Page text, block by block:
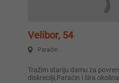
Velibor, 54
Paraćin
Tražim stariju damu za povremena viđanja u
diskreciiji,Paraćin i šira okolina